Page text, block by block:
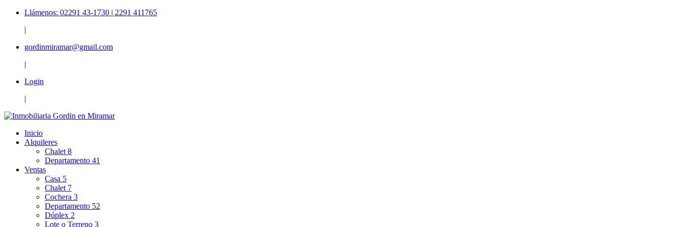
Llámenos: 02291 43-1730 | 2291 411765
|
gordinmiramar@gmail.com
|
Login
|
Inicio
Alquileres
Chalet 8
Departamento 41
Ventas
Casa 5
Chalet 7
Cochera 3
Departamento 52
Dúplex 2
Lote o Terreno 3